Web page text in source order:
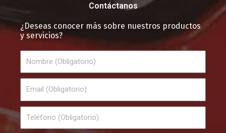
Contáctanos
¿Deseas conocer más sobre nuestros productos
y servicios?
Teléfono